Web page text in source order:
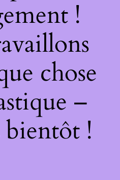
!
chose
–
bientôt !